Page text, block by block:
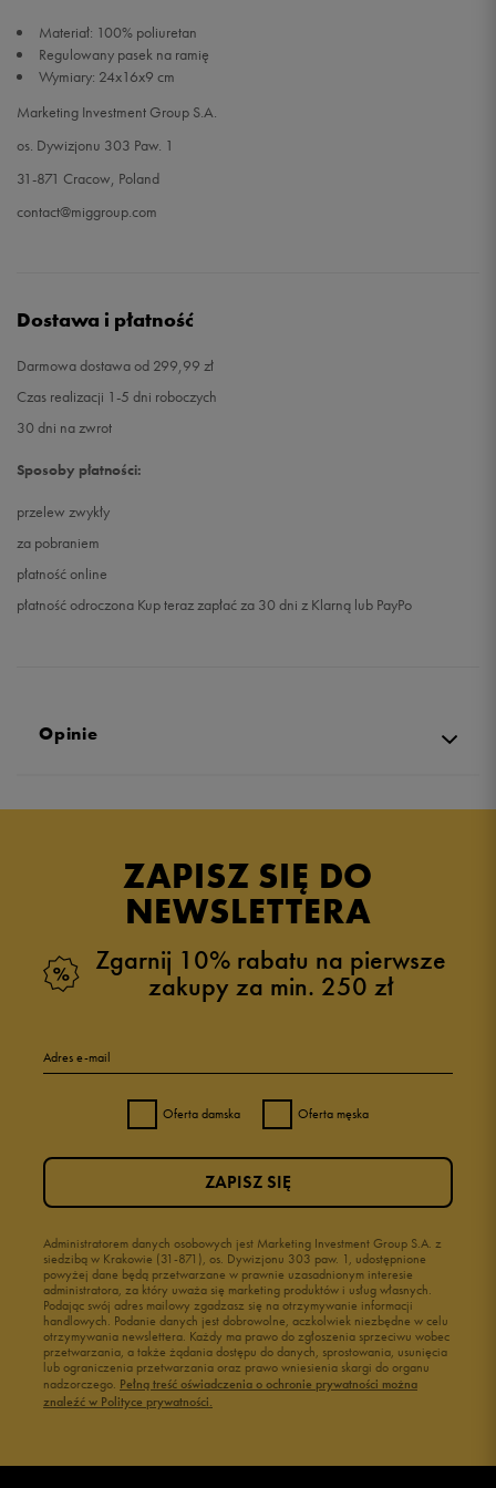
Materiał: 100% poliuretan
Regulowany pasek na ramię
Wymiary: 24x16x9 cm
Marketing Investment Group S.A.
os. Dywizjonu 303 Paw. 1
31-871 Cracow, Poland
contact@miggroup.com
Dostawa i płatność
Darmowa dostawa od 299,99 zł
Czas realizacji 1-5 dni roboczych
30 dni na zwrot
Sposoby płatności:
przelew zwykły
za pobraniem
płatność online
płatność odroczona Kup teraz zapłać za 30 dni z Klarną lub PayPo
Opinie
ZAPISZ SIĘ DO
NEWSLETTERA
Zgarnij 10% rabatu na pierwsze
zakupy za min. 250 zł
Adres e-mail
Oferta damska Oferta męska
Administratorem danych osobowych jest Marketing Investment Group S.A. z
siedzibą w Krakowie (31-871), os. Dywizjonu 303 paw. 1, udostępnione
powyżej dane będą przetwarzane w prawnie uzasadnionym interesie
administratora, za który uważa się marketing produktów i usług własnych.
Podając swój adres mailowy zgadzasz się na otrzymywanie informacji
handlowych. Podanie danych jest dobrowolne, aczkolwiek niezbędne w celu
otrzymywania newslettera. Każdy ma prawo do zgłoszenia sprzeciwu wobec
przetwarzania, a także żądania dostępu do danych, sprostowania, usunięcia
lub ograniczenia przetwarzania oraz prawo wniesienia skargi do organu
nadzorczego. Pełną treść oświadczenia o ochronie prywatności można
znaleźć w Polityce prywatności.
ZAPISZ SIĘ